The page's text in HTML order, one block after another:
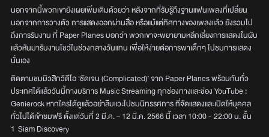
นอกจากนี้พวกเขายังเผยเพิ่มเติมด้วยว่า หลังจากที่รับรู้ถึงฐานแฟนเพลงที่เปลี่ยน
นอกจากการวางตัว การแสดงออกผ่านสื่อ หรือแม้แต่ทิศทางของเพลงแล้ว ยังรวมไป
ถึงการรับงาน ที่ Paper Planes บอกว่า พวกเขาจะพยายามหลีกเลี่ยงการแสดงในผับ
แล้วหันมารับงานโชว์ในช่วงกลางวันแทน เพื่อให้ง่ายต่อการพาเด็กๆ ไปชมการแสดง
นั่นเอง
ติดตามชมมิวสิกวิดีโอ ‘ชัดเจน (Complicated)’ จาก Paper Planes พร้อมกันทั่ว
ประเทศได้แล้ววันนี้ทางบริการ Music Streaming ทุกช่องทางและช่อง YouTube :
Genierock หากใครได้ดูแล้วอย่าลืมแวะไปชมนิทรรศการ ที่จัดแสดงและเปิดให้บุคคล
ทั่วไปได้เข้าชมฟรี ตั้งแต่วันที่ 2 มี.ค. – 12 มี.ค. 2566 นี้ เวลา 10:00 - 22:00 น. ชั้น
1 Siam Discovery